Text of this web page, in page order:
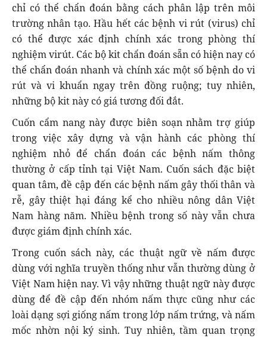
chỉ có thể chẩn đoán bằng cách phân lập trên môi
trường nhân tạo. Hầu hết các bệnh vi rút (virus) chỉ
có thể được xác định chính xác trong phòng thí
nghiệm virút. Các bộ kit chẩn đoán sẵn có hiện nay có
thể chẩn đoán nhanh và chính xác một số bệnh do vi
rút và vi khuẩn ngay trên đồng ruộng; tuy nhiên,
những bộ kit này có giá tương đối đắt.
Cuốn cẩm nang này được biên soạn nhằm trợ giúp
trong việc xây dựng và vận hành các phòng thí
nghiệm nhỏ để chẩn đoán các bệnh nấm thông
thường ở cấp tỉnh tại Việt Nam. Cuốn sách đặc biệt
quan tâm, đề cập đến các bệnh nấm gây thối thân và
rễ, gây thiệt hại đáng kể cho nhiều nông dân Việt
Nam hàng năm. Nhiều bệnh trong số này vẫn chưa
được giám định chính xác.
Trong cuốn sách này, các thuật ngữ về nấm được
dùng với nghĩa truyền thống như vẫn thường dùng ở
Việt Nam hiện nay. Vì vậy những thuật ngữ này được
dùng để đề cập đến nhóm nấm thực cũng như các
loài dạng sợi giống nấm trong lớp nấm trứng, và nấm
mốc nhờn nội ký sinh. Tuy nhiên, tầm quan trọng